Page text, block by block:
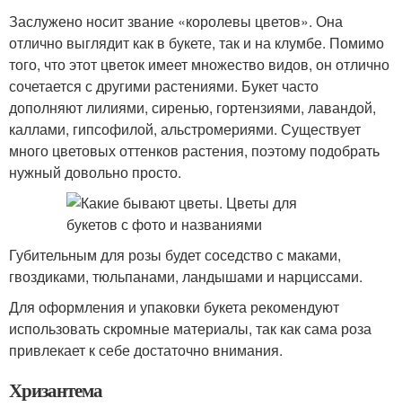
Заслужено носит звание «королевы цветов». Она
отлично выглядит как в букете, так и на клумбе. Помимо
того, что этот цветок имеет множество видов, он отлично
сочетается с другими растениями. Букет часто
дополняют лилиями, сиренью, гортензиями, лавандой,
каллами, гипсофилой, альстромериями. Существует
много цветовых оттенков растения, поэтому подобрать
нужный довольно просто.
Губительным для розы будет соседство с маками,
гвоздиками, тюльпанами, ландышами и нарциссами.
Для оформления и упаковки букета рекомендуют
использовать скромные материалы, так как сама роза
привлекает к себе достаточно внимания.
Хризантема